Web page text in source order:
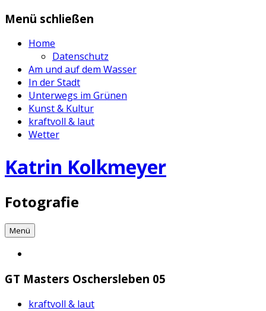
Zum
springen
Menü schließen
Home
Datenschutz
Am und auf dem Wasser
In der Stadt
Unterwegs im Grünen
Kunst & Kultur
kraftvoll & laut
Wetter
Katrin Kolkmeyer
Fotografie
Menü
GT Masters Oschersleben 05
kraftvoll & laut